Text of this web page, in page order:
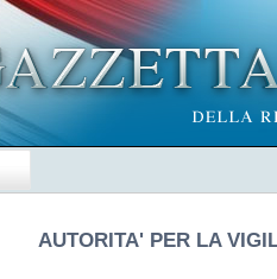
AUTORITA' PER LA